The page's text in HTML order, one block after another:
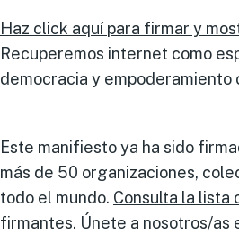
Haz click aquí para firmar y
Recuperemos internet como
democracia y empoderamiento
Este manifiesto ya ha sido
más de 50 organizaciones,
todo el mundo. Consulta la lista
firmantes. Únete a nosotros/as